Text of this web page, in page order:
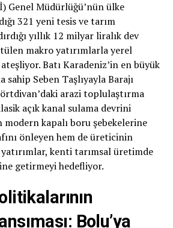
Genel Müdürlüğü’nün ülke
321 yeni tesis ve tarım
yıllık 12 milyar liralık dev
makro yatırımlarla yerel
Batı Karadeniz’in en büyük
sahip Seben Taşlıyayla Barajı
arazi toplulaştırma
açık kanal sulama devrini
kapalı boru şebekelerine
önleyen hem de üreticinin
kenti tarımsal üretimde
getirmeyi hedefliyor.
Bolu’ya